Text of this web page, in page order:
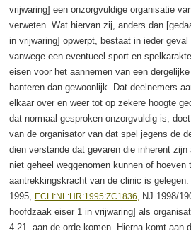
vrijwaring] een onzorgvuldige organisatie
verweten. Wat hiervan zij, anders dan
in vrijwaring] opwerpt, bestaat in ieder geval
vanwege een eventueel sport en
eisen voor het aannemen van een
hanteren dan gewoonlijk. Dat deelnemers
elkaar over en weer tot op zekere hoogte
dat normaal gesproken onzorgvuldig is,
van de organisator van dat spel jegens de
dien verstande dat gevaren die inherent
niet geheel weggenomen kunnen of hoeven
aantrekkingskracht van de clinic is
1995,
ECLI:NL:HR:1995:ZC1836,
NJ 1998/
hoofdzaak eiser 1 in vrijwaring] als
4.21. aan de orde komen. Hierna komt aan